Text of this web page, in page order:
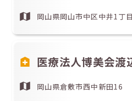
岡山県岡山市中区中井1丁
医療法人博美会渡
岡山県倉敷市西中新田16